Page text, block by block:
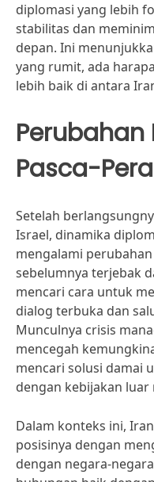
diplomasi yang lebih
stabilitas dan
depan. Ini
yang rumit, ada
lebih baik di antara
Pasca-
Setelah
Israel, dinamika
mengalami
sebelumnya terjebak
mencari cara untuk
dialog terbuka dan
Munculnya crisis
mencegah
mencari solusi damai
dengan kebijakan
Dalam konteks ini,
posisinya dengan
dengan negara-